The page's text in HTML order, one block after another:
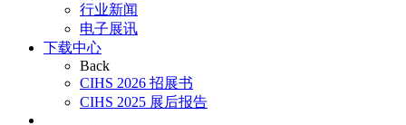
行业新闻
电子展讯
下载中心
Back
CIHS 2026 招展书
CIHS 2025 展后报告